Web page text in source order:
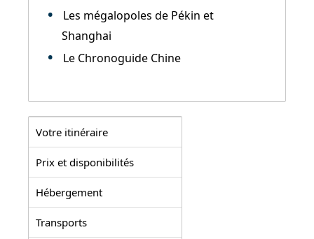
Les mégalopoles de Pékin et
Shanghai
Le Chronoguide Chine
Votre itinéraire
Prix et disponibilités
Hébergement
Transports